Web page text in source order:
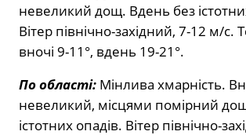
невеликий дощ. Вдень без
Вітер північно-західний, 7-12 м/с.
вночі 9-11°, вдень 19-21°.
По області: Мінлива хмарність.
невеликий, місцями помірний
істотних опадів. Вітер північно-